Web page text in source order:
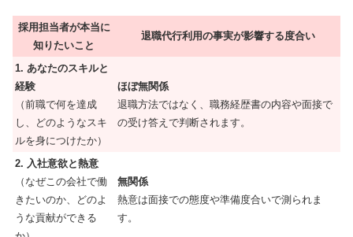
採用担当者が本当に
知りたいこと
退職代行利用の事実が影響する度合い
1. あなたのスキルと
経験
（前職で何を達成
し、どのようなスキ
ルを身につけたか）
ほぼ無関係
退職方法ではなく、職務経歴書の内容や面接で
の受け答えで判断されます。
2. 入社意欲と熱意
（なぜこの会社で働
きたいのか、どのよ
うな貢献ができる
無関係
熱意は面接での態度や準備度合いで測られま
す。